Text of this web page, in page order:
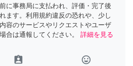
に事務局に支払われ、評価・完了後
ます。利用規約違反の恐れや、少し
容のサービスやリクエストやユーザ
合は通報してください。
詳細を見る
assignment_ind tag_faces